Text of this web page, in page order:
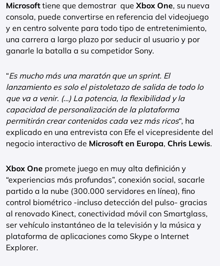
Microsoft tiene que demostrar que Xbox One, su nueva
consola, puede convertirse en referencia del videojuego
y en centro solvente para todo tipo de entretenimiento,
una carrera a largo plazo por seducir al usuario y por
ganarle la batalla a su competidor Sony.
“Es mucho más una maratón que un sprint. El
lanzamiento es solo el pistoletazo de salida de todo lo
que va a venir. (…) La potencia, la flexibilidad y la
capacidad de personalización de la plataforma
permitirán crear contenidos cada vez más ricos“, ha
explicado en una entrevista con Efe el vicepresidente del
negocio interactivo de Microsoft en Europa, Chris Lewis.
Xbox One promete juego en muy alta definición y
“experiencias más profundas”, conexión social, sacarle
partido a la nube (300.000 servidores en línea), fino
control biométrico -incluso detección del pulso- gracias
al renovado Kinect, conectividad móvil con Smartglass,
ser vehículo instantáneo de la televisión y la música y
plataforma de aplicaciones como Skype o Internet
Explorer.